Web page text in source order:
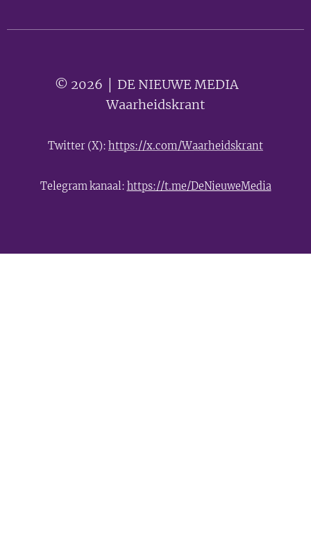
© 2026 │ DE NIEUWE MEDIA 🟣
Waarheidskrant
Twitter (X): https://x.com/Waarheidskrant
Telegram kanaal: https://t.me/DeNieuweMedia